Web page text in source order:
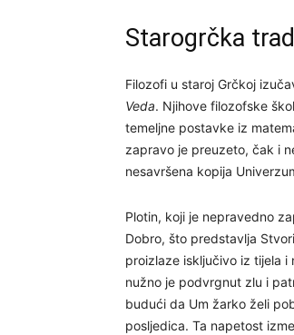
Starogrčka
Filozofi u staroj Grčkoj
Veda. Njihove filozofske
temeljne postavke iz
zapravo je preuzeto, čak i
nesavršena kopija
Plotin, koji je nepravedno
Dobro, što predstavlja
proizlaze isključivo iz tijela i
nužno je podvrgnut zlu i
budući da Um žarko želi
posljedica. Ta napetost